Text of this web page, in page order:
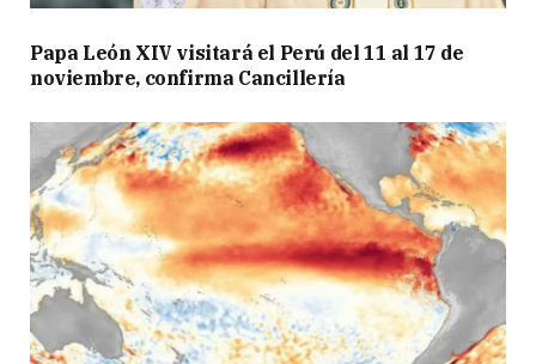
Papa León XIV visitará el Perú del 11 al 17 de
noviembre, confirma Cancillería